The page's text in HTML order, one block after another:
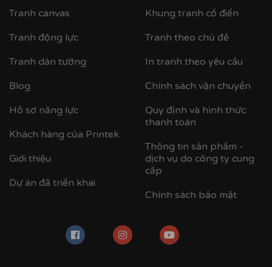
Tranh canvas
Tranh động lực
Tranh dán tường
Blog
Hồ sơ năng lực
Khách hàng của Printek
Giới thiệu
Dự án đã triển khai
Khung tranh cổ điển
Tranh theo chủ đề
In tranh theo yêu cầu
Chính sách vận chuyển
Quy định và hình thức
thanh toán
Thông tin sản phẩm -
dịch vụ do công ty cung
cấp
Chính sách bảo mật